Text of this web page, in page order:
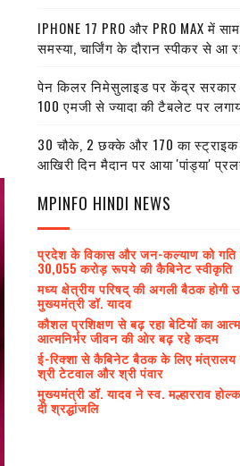
IPHONE 17 PRO और PRO MAX में
समस्या, चार्जिंग के दौरान स्पीकर से आ
पेन किलर निमेसुलाइड पर केंद्र सरकार
100 एमजी से ज्यादा की टैबलेट पर
30 चौके, 2 छक्के और 170 का
आखिरी दिन मैदान पर आया 'पांड्या'
MPINFO HINDI NEWS
प्रदेश के विकास और जन-कल्याण को गति
30,055 करोड़ रूपये की कैबिनेट स्वीकृति
मध्य क्षेत्रीय परिषद् की अगली बैठक होगी
मुख्यमंत्री डॉ. यादव
कौशल प्रशिक्षण से बढ़ रहा बेटियों का
आत्मनिर्भर जीवन की ओर बढ़ रहे कदम
ई-रिक्शा से कैबिनेट बैठक के लिए मंत्रालय
श्री टेटवाल और श्री पंवार
मुख्यमंत्री डॉ. यादव ने स्व. मल्हारराव
दी श्रद्धांजलि